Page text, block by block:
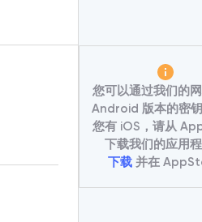
您可以通过我们的
Android 版本的密
您有 iOS，请从
下载我们的应用程
下载并在